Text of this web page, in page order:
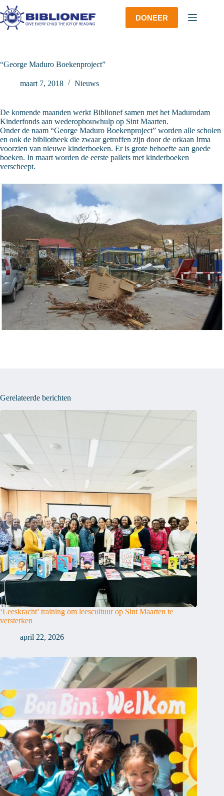
Ga
naar
de
inhoud
DONEER
“George Maduro Boekenproject”
maart 7, 2018 Nieuws
De komende maanden werkt Biblionef samen met het Madurodam
Kinderfonds aan wederopbouwhulp op Sint Maarten.
Onder de naam “George Maduro Boekenproject” worden alle scholen
en ook de bibliotheek die zwaar getroffen zijn door de orkaan Irma
voorzien van nieuwe kinderboeken. Er is grote behoefte aan goede
boeken. In maart worden de eerste pallets met kinderboeken
verscheept.
Gerelateerde berichten
‘Leeskracht’ training om leescultuur op Sint Maarten te
versterken
april 22, 2026